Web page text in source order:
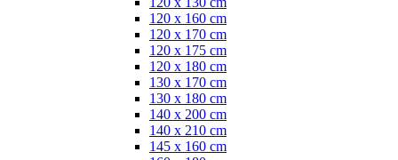
120 x 160 cm
120 x 170 cm
120 x 175 cm
120 x 180 cm
130 x 170 cm
130 x 180 cm
140 x 200 cm
140 x 210 cm
145 x 160 cm